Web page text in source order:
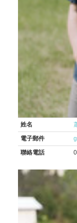
姓名
電子郵件
聯絡電話